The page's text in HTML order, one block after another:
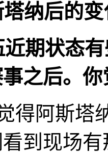
纳后的变
期状态
之后。
得阿斯塔
到现场